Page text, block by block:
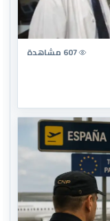
607 مشاهدة